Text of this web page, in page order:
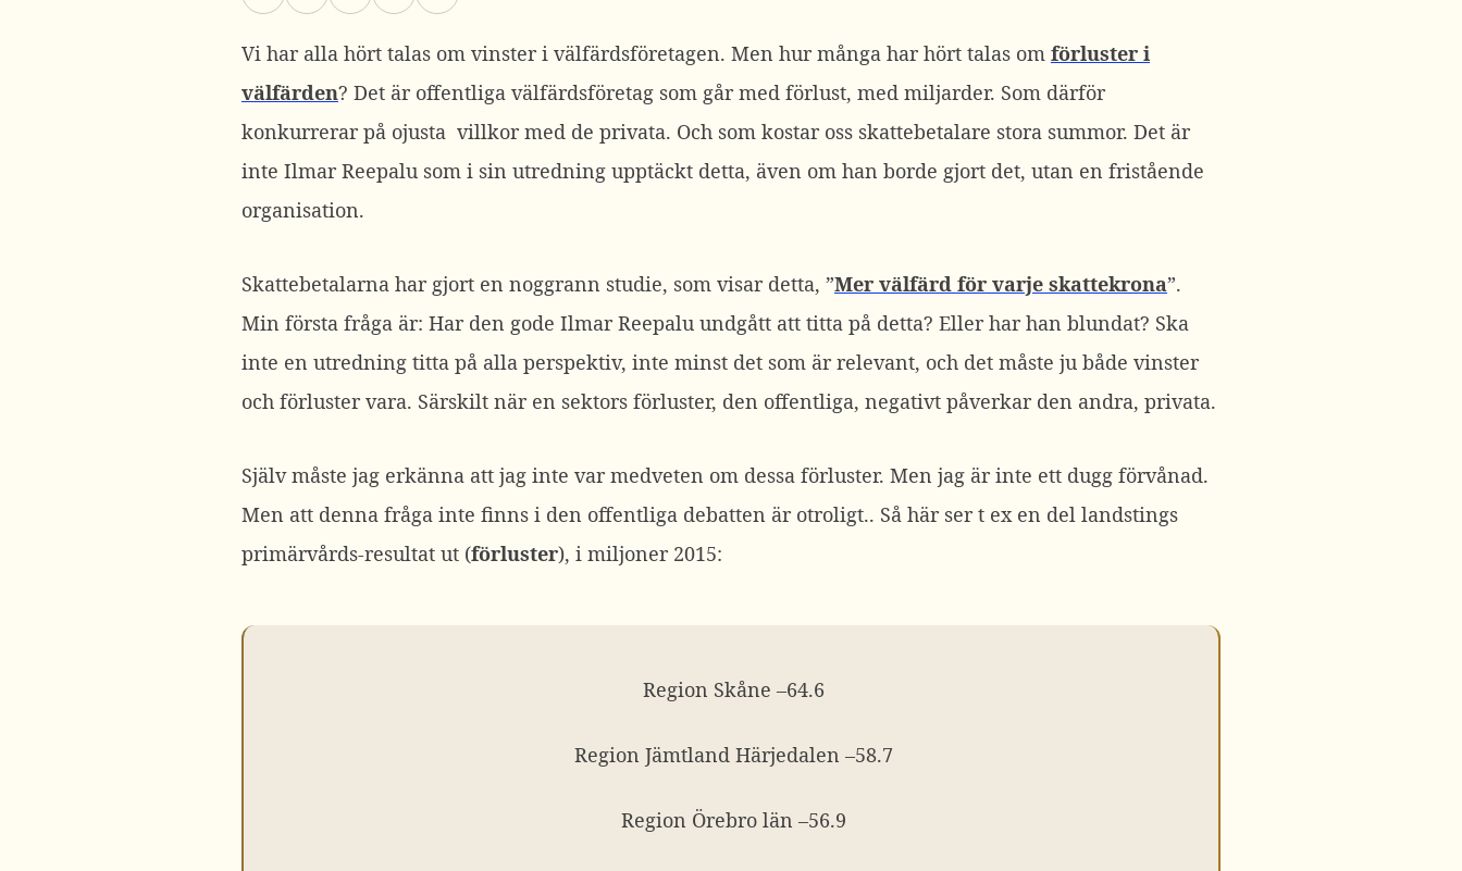
Vi har alla hört talas om vinster i välfärdsföretagen. Men hur många har hört talas om förluster i
välfärden? Det är offentliga välfärdsföretag som går med förlust, med miljarder. Som därför
konkurrerar på ojusta villkor med de privata. Och som kostar oss skattebetalare stora summor. Det är
inte Ilmar Reepalu som i sin utredning upptäckt detta, även om han borde gjort det, utan en fristående
organisation.
Skattebetalarna har gjort en noggrann studie, som visar detta, ”Mer välfärd för varje skattekrona”.
Min första fråga är: Har den gode Ilmar Reepalu undgått att titta på detta? Eller har han blundat? Ska
inte en utredning titta på alla perspektiv, inte minst det som är relevant, och det måste ju både vinster
och förluster vara. Särskilt när en sektors förluster, den offentliga, negativt påverkar den andra, privata.
Själv måste jag erkänna att jag inte var medveten om dessa förluster. Men jag är inte ett dugg förvånad.
Men att denna fråga inte finns i den offentliga debatten är otroligt.. Så här ser t ex en del landstings
primärvårds-resultat ut (förluster), i miljoner 2015:
Region Skåne –64.6
Region Jämtland Härjedalen –58.7
Region Örebro län –56.9